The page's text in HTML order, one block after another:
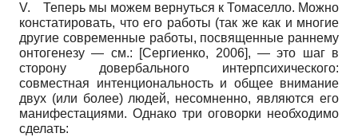
V. Теперь мы можем вернуться к Томаселло. Можно
констатировать, что его работы (так же как и многие
другие современные работы, посвященные раннему
онтогенезу — см.:
[Сергиенко, 2006], — это шаг в
сторону довербального интерпсихического:
совместная ин­тенциональность и общее внимание
двух (или более) людей, несомненно, являются его
манифестациями. Однако три оговорки необходимо
сделать: